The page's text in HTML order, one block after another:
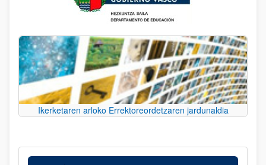
Ikerketaren arloko Errektoreordetzaren jardunaldia